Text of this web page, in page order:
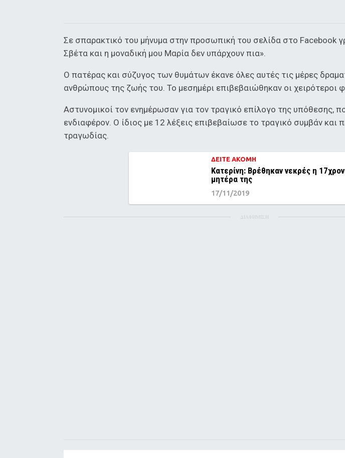
Σε σπαρακτικό του μήνυμα στην προσωπική του σελίδα στο Facebook
Σβέτα και η μοναδική μου Μαρία δεν υπάρχουν πια».
Ο πατέρας και σύζυγος των θυμάτων έκανε όλες αυτές τις μέρες
ανθρώπους της ζωής του. Το μεσημέρι επιβεβαιώθηκαν οι χειρότεροι
Αστυνομικοί τον ενημέρωσαν για τον τραγικό επίλογο της υπόθεσης,
ενδιαφέρον. Ο ίδιος με 12 λέξεις επιβεβαίωσε το τραγικό συμβάν και
τραγωδίας.
ΔΕΙΤΕ ΑΚΟΜΗ
Κατερίνη: Βρέθηκαν νεκρές η
μητέρα της
17/11/2019
ΔΙΑΦΗΜΙΣΗ